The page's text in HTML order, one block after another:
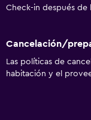
Secador de pelo
Papel higiénico
Baño privado
Check-in después de
Cancelación/
Las políticas de
habitación y el